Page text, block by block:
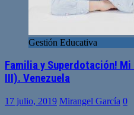
Gestión Educativa
Familia y Superdotación!
III). Venezuela
17 julio, 2019 Mirangel García 0